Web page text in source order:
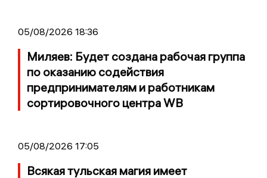
05/08/2026 18:36
Миляев: Будет создана рабочая группа
по оказанию содействия
предпринимателям и работникам
сортировочного центра WB
05/08/2026 17:05
Всякая тульская магия имеет